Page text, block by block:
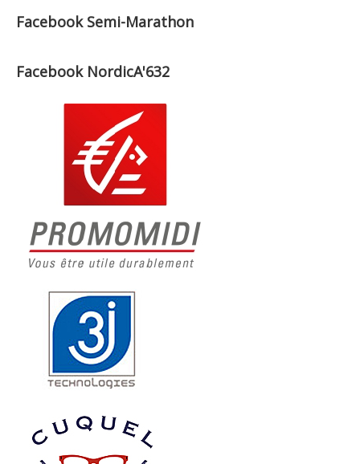
Facebook Semi-Marathon
Facebook NordicA'632